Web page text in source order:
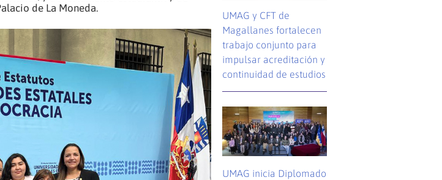
de La Moneda.
UMAG y CFT de
Magallanes fortalecen
trabajo conjunto para
impulsar acreditación y
continuidad de estudios
UMAG inicia Diplomado